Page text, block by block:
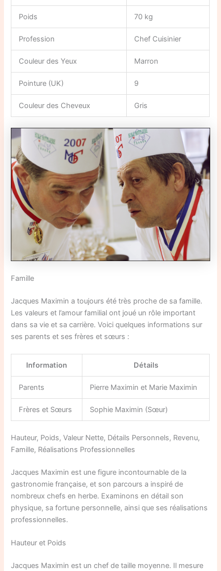
Poids 70 kg
Profession Chef Cuisinier
Couleur des Yeux Marron
Pointure (UK) 9
Couleur des Cheveux Gris
Famille
Jacques Maximin a toujours été très proche de sa famille.
Les valeurs et l’amour familial ont joué un rôle important
dans sa vie et sa carrière. Voici quelques informations sur
ses parents et ses frères et sœurs :
Information Détails
Parents Pierre Maximin et Marie Maximin
Frères et Sœurs Sophie Maximin (Sœur)
Hauteur, Poids, Valeur Nette, Détails Personnels, Revenu,
Famille, Réalisations Professionnelles
Jacques Maximin est une figure incontournable de la
gastronomie française, et son parcours a inspiré de
nombreux chefs en herbe. Examinons en détail son
physique, sa fortune personnelle, ainsi que ses réalisations
professionnelles.
Hauteur et Poids
Jacques Maximin est un chef de taille moyenne. Il mesure